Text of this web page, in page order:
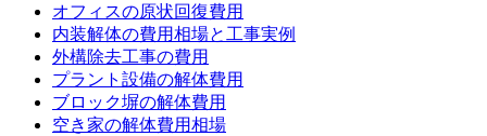
オフィスの原状回復費用
内装解体の費用相場と工事実例
外構除去工事の費用
プラント設備の解体費用
ブロック塀の解体費用
空き家の解体費用相場